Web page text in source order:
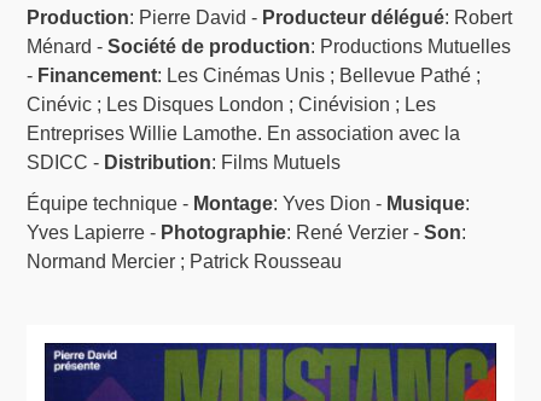
Production: Pierre David - Producteur délégué: Robert
Ménard -Société de production: Productions Mutuelles
- Financement: Les Cinémas Unis ; Bellevue Pathé ;
Cinévic ; Les Disques London ; Cinévision ; Les
Entreprises Willie Lamothe. En association avec la
SDICC - Distribution: Films Mutuels
Équipe technique - Montage: Yves Dion - Musique:
Yves Lapierre - Photographie: René Verzier -Son:
Normand Mercier ; Patrick Rousseau